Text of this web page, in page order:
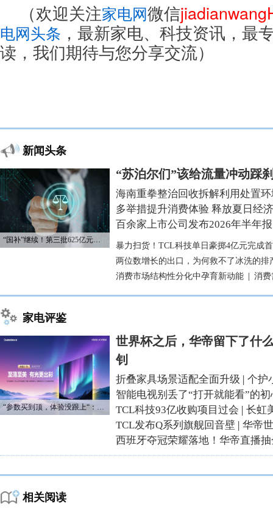
（欢迎关注家电网微信
电网头条 ，最新家电、科技资讯，最
读，我们期待与您分享交流）
新闻头条
“国补”继续！第三批625亿元资金已下达
“苏泊尔们”该给流量冲动踩
海南重拳整治回收拆解利用处置
多举措提升消费体验 释放夏日经
百余家上市公司发布2026年半年报
暴力扫货！TCL科技单日豪掷4亿元完成
两位数增长的出口，为何救不了冰洗的排
消费市场结构性分化中孕育新动能
消费
家电评鉴
“参数买到顶，体验没跟上“：长虹追光Q70S给高端电视打了个样
世界杯之后，华帝留下了什
钊
折叠家具场景适配全面升级 | 个护
智能电视别丢了“打开就能看”的初
TCL科技93亿收购项目过会 | 长虹
TCL发布Q系列旗舰回音壁 | 华帝
西班牙夺冠荣耀落地！华帝直播
相关阅读